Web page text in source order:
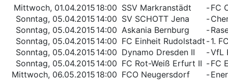
Mittwoch, 01.04.2015 18:00 SSV Markranstädt -FC
Sonntag, 05.04.2015 14:00 SV SCHOTT Jena -
Sonntag, 05.04.2015 14:00 Askania Bernburg -
Sonntag, 05.04.2015 14:00 FC Einheit Rudolstadt -1.
Sonntag, 05.04.2015 14:00 Dynamo Dresden II -VfL
Sonntag, 05.04.2015 14:00 FC Rot-Weiß Erfurt II -FC
Mittwoch, 06.05.2015 18:00 FCO Neugersdorf -